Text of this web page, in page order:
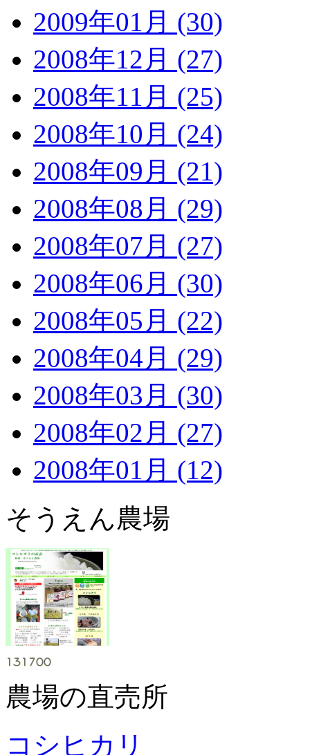
2009年01月 (30)
2008年12月 (27)
2008年11月 (25)
2008年10月 (24)
2008年09月 (21)
2008年08月 (29)
2008年07月 (27)
2008年06月 (30)
2008年05月 (22)
2008年04月 (29)
2008年03月 (30)
2008年02月 (27)
2008年01月 (12)
そうえん農場
農場の直売所
コシヒカリ